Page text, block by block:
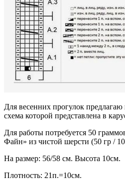
Для весенних прогулок предлагаю
схема которой представлена в
Для работы потребуется 50
Файн» из чистой шерсти (50 гр /
На размер: 56/58 см. Высота 10см.
Плотность: 21п.=10см.